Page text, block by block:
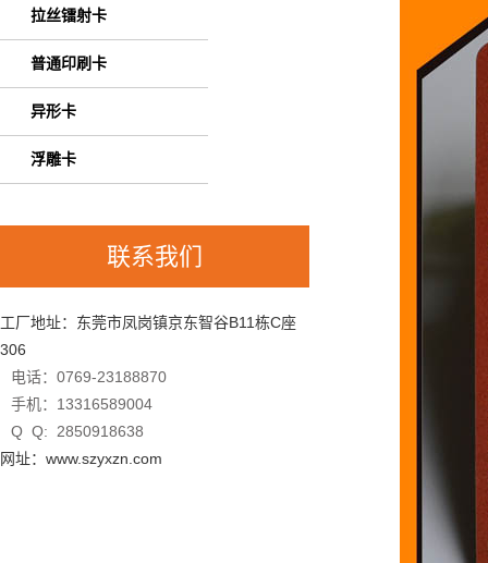
拉丝镭射卡
普通印刷卡
异形卡
浮雕卡
联系我们
工厂地址：东莞市凤岗镇京东智谷B11栋C座
306
电话：0769-23188870
手机：13316589004
Q Q: 2850918638
网址：www.szyxzn.com